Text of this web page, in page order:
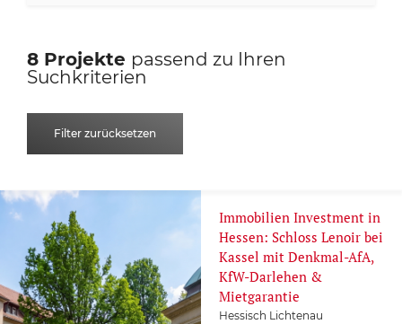
Hauptartikel Denkmalschutz
Hauptartikel Denkmalschutz Immobilien
Hauptartikel Grunderwerbsteuer Sachsen-Anhalt
Hauptartikel Kapitalanlage Immobilien
ab 1.000.000 €
Nordrhein-Westfalen
Saarland
Sachsen
Bundesweit
Burg
Coswig
Hessisch Lichtenau
Kassel
8 Projekte passend zu Ihren
Suchkriterien
Filter zurücksetzen
Immobilien Investment in
Hessen: Schloss Lenoir bei
Kassel mit Denkmal-AfA,
KfW-Darlehen &
Mietgarantie
Hessisch Lichtenau